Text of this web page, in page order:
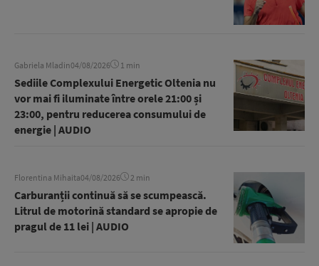
Gabriela Mladin04/08/2026 1 min
Sediile Complexului Energetic Oltenia nu
vor mai fi iluminate între orele 21:00 și
23:00, pentru reducerea consumului de
energie | AUDIO
Florentina Mihaita04/08/2026 2 min
Carburanții continuă să se scumpească.
Litrul de motorină standard se apropie de
pragul de 11 lei | AUDIO